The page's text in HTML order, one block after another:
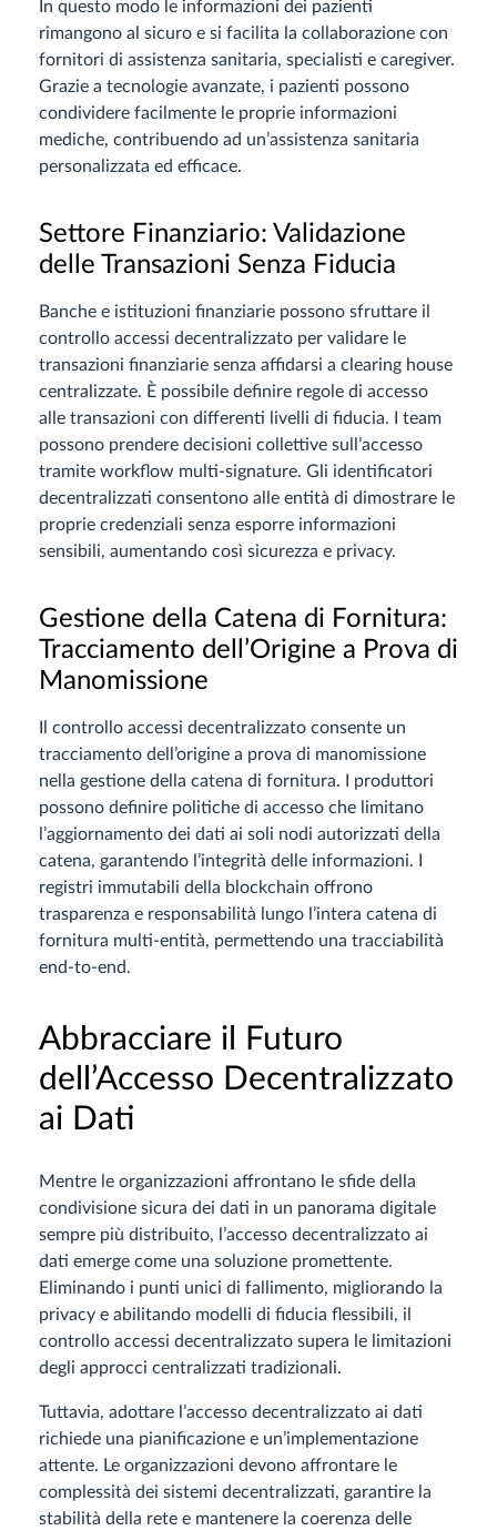
In questo modo le informazioni dei pazienti
rimangono al sicuro e si facilita la collaborazione con
fornitori di assistenza sanitaria, specialisti e caregiver.
Grazie a tecnologie avanzate, i pazienti possono
condividere facilmente le proprie informazioni
mediche, contribuendo ad un’assistenza sanitaria
personalizzata ed efficace.
Settore Finanziario: Validazione
delle Transazioni Senza Fiducia
Banche e istituzioni finanziarie possono sfruttare il
controllo accessi decentralizzato per validare le
transazioni finanziarie senza affidarsi a clearing house
centralizzate. È possibile definire regole di accesso
alle transazioni con differenti livelli di fiducia. I team
possono prendere decisioni collettive sull’accesso
tramite workflow multi-signature. Gli identificatori
decentralizzati consentono alle entità di dimostrare le
proprie credenziali senza esporre informazioni
sensibili, aumentando così sicurezza e privacy.
Gestione della Catena di Fornitura:
Tracciamento dell’Origine a Prova di
Manomissione
Il controllo accessi decentralizzato consente un
tracciamento dell’origine a prova di manomissione
nella gestione della catena di fornitura. I produttori
possono definire politiche di accesso che limitano
l’aggiornamento dei dati ai soli nodi autorizzati della
catena, garantendo l’integrità delle informazioni. I
registri immutabili della blockchain offrono
trasparenza e responsabilità lungo l’intera catena di
fornitura multi-entità, permettendo una tracciabilità
end-to-end.
Abbracciare il Futuro
dell’Accesso Decentralizzato
ai Dati
Mentre le organizzazioni affrontano le sfide della
condivisione sicura dei dati in un panorama digitale
sempre più distribuito, l’accesso decentralizzato ai
dati emerge come una soluzione promettente.
Eliminando i punti unici di fallimento, migliorando la
privacy e abilitando modelli di fiducia flessibili, il
controllo accessi decentralizzato supera le limitazioni
degli approcci centralizzati tradizionali.
Tuttavia, adottare l’accesso decentralizzato ai dati
richiede una pianificazione e un’implementazione
attente. Le organizzazioni devono affrontare le
complessità dei sistemi decentralizzati, garantire la
stabilità della rete e mantenere la coerenza delle